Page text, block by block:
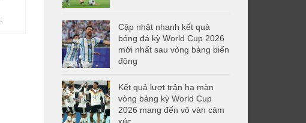
Cập nhật nhanh kết quả
bóng đá kỳ World Cup 2026
mới nhất sau vòng bảng biến
động
Kết quả lượt trận hạ màn
vòng bảng kỳ World Cup
2026 mang đến vô vàn cảm